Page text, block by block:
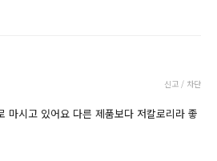
신고 / 차단
마시고 있어요 다른 제품보다 저칼로리라 좋